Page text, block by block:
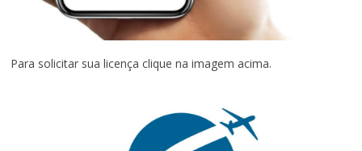
Para solicitar sua licença clique na imagem acima.